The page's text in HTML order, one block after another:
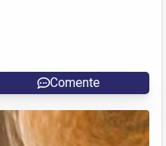
Comente